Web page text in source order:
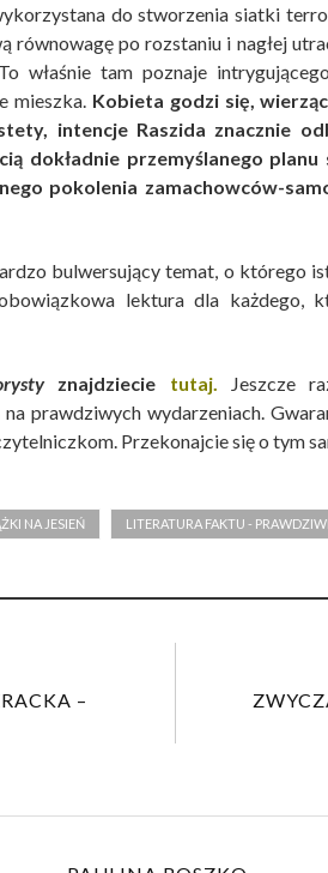
do stworzenia siatki
równowagę po rozstaniu i nagłej
właśnie tam poznaje
mieszka. Kobieta godzi się,
intencje Raszida znacznie
dokładnie przemyślanego
pokolenia zamachowców-
bulwersujący temat, o którego
lektura dla każdego,
znajdziecie tutaj.
Jeszcze
prawdziwych wydarzeniach.
Przekonajcie się o tym
NA JESIEŃ LITERATURA FAKTU -
–